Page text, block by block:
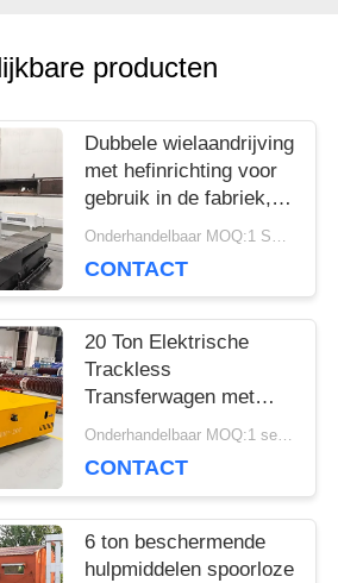
producten
Dubbele wielaandrijving
met hefinrichting voor
gebruik in de fabriek,
railgebonden
Onderhandelbaar MOQ:1 Set/Sets
CONTACT
20 Ton Elektrische
Trackless
Transferwagen met
Magnetische Navigatie Onderhandelbaar MOQ:1 set/sets
CONTACT
6 ton beschermende
hulpmiddelen spoorloze